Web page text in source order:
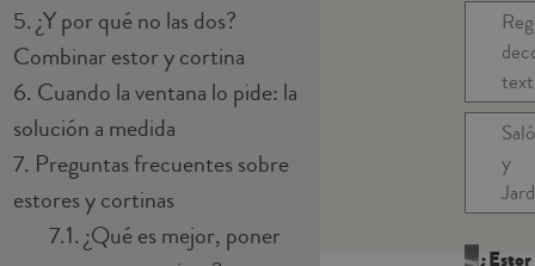
5.¿Y por qué no las dos?
Combinar estor y cortina
6. Cuando la ventana lo pide: la
solución a medida
7. Preguntas frecuentes sobre
estores y cortinas
7.1.¿Qué es mejor, poner
y
¿Estor